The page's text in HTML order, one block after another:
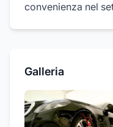
convenienza nel
Galleria